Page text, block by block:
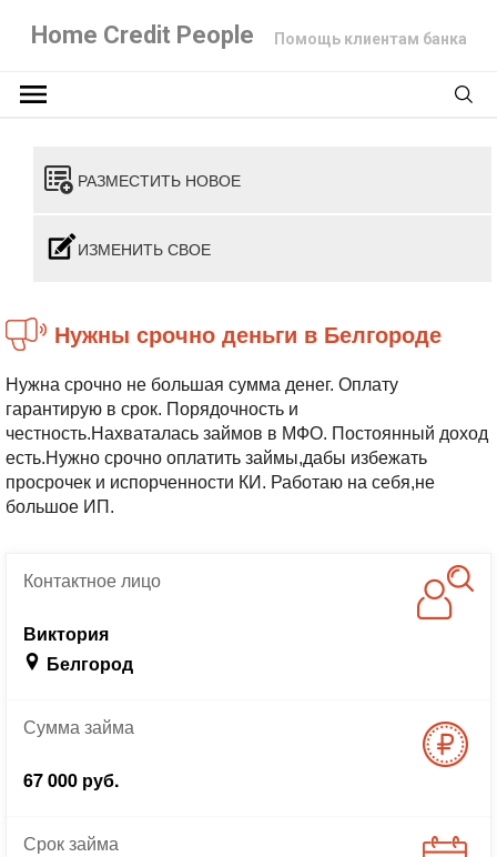
Home Credit People Помощь клиентам банка
РАЗМЕСТИТЬ НОВОЕ
ИЗМЕНИТЬ СВОЕ
Нужны срочно деньги в Белгороде
Нужна срочно не большая сумма денег. Оплату
гарантирую в срок. Порядочность и
честность.Нахваталась займов в МФО. Постоянный доход
есть.Нужно срочно оплатить займы,дабы избежать
просрочек и испорченности КИ. Работаю на себя,не
большое ИП.
Контактноелицо
Виктория
Белгород
Суммазайма
67 000 руб.
Срокзайма